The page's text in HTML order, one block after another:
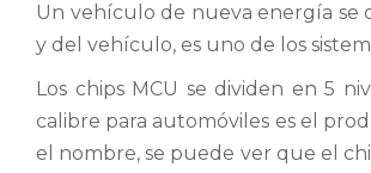
Un vehículo de nueva energía se
y del vehículo, es uno de los
Los chips MCU se dividen en 5
calibre para automóviles es el
el nombre, se puede ver que el